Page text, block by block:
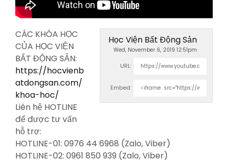
Học Viện Bất Động Sản
Wed, November 6, 2019 12:51pm
URL:
Embed:
CÁC KHÓA HỌC
CỦA HỌC VIỆN
BẤT ĐỘNG SẢN:
https://hocvienb
atdongsan.com/
khoa-hoc/
Liên hệ HOTLINE
để được tư vấn
hỗ trợ:
HOTLINE-01: 0976 44 6968 (Zalo, Viber)
HOTLINE-02: 0961 850 939 (Zalo, Viber)